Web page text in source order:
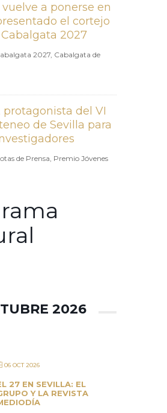
a ponerse en
el cortejo
2027
2027, Cabalgata de
protagonista del VI
de Sevilla para
de Prensa, Premio Jóvenes
2026
06 OCT 2026
27 EN SEVILLA: EL
Y LA REVISTA